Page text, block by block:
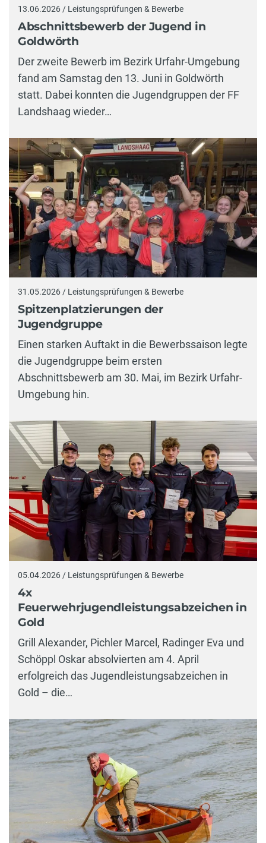
13.06.2026 / Leistungsprüfungen & Bewerbe
Abschnittsbewerb der Jugend in
Goldwörth
Der zweite Bewerb im Bezirk Urfahr-Umgebung
fand am Samstag den 13. Juni in Goldwörth
statt. Dabei konnten die Jugendgruppen der FF
Landshaag wieder…
31.05.2026 / Leistungsprüfungen & Bewerbe
Spitzenplatzierungen der
Jugendgruppe
Einen starken Auftakt in die Bewerbssaison legte
die Jugendgruppe beim ersten
Abschnittsbewerb am 30. Mai, im Bezirk Urfahr-
Umgebung hin.
05.04.2026 / Leistungsprüfungen & Bewerbe
4x
Feuerwehrjugendleistungsabzeichen in
Gold
Grill Alexander, Pichler Marcel, Radinger Eva und
Schöppl Oskar absolvierten am 4. April
erfolgreich das Jugendleistungsabzeichen in
Gold – die…